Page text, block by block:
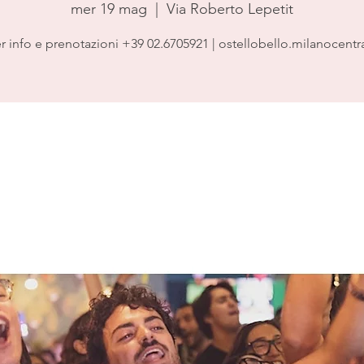
mer 19 mag Via Roberto Lepetit
info e prenotazioni +39 02.6705921 |